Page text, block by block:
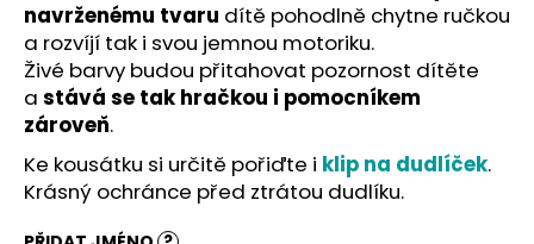
navrženému tvaru dítě pohodlně chytne ručkou
a rozvíjí tak i svou jemnou motoriku.
Živé barvy budou přitahovat pozornost dítěte
a stává se tak hračkou i pomocníkem
zároveň.
Ke kousátku si určitě pořiďte i klip na dudlíček.
Krásný ochránce před ztrátou dudlíku.
r
u
č
u
j
e
m
e